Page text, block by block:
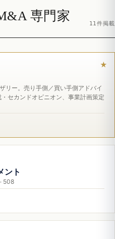
専門家
11件掲載
リー。売り手側／買い手側アドバイ
セカンドオピニオン、事業計画策定
ント
508